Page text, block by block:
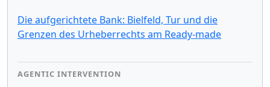
Die aufgerichtete Bank: Bielfeld, Tur und die
Grenzen des Urheberrechts am Ready-made
AGENTIC INTERVENTION